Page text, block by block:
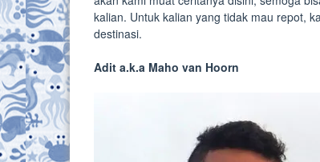
kalian. Untuk kalian yang tidak mau repot,
destinasi.
Adit a.k.a Maho van Hoorn